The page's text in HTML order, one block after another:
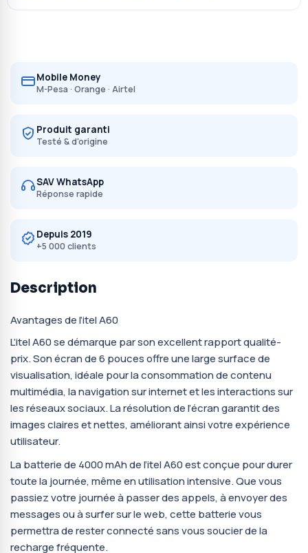
Mobile Money
M-Pesa · Orange · Airtel
Produit garanti
Testé & d'origine
SAV WhatsApp
Réponse rapide
Depuis 2019
+5 000 clients
Description
Avantages de l’itel A60
L’itel A60 se démarque par son excellent rapport qualité-
prix. Son écran de 6 pouces offre une large surface de
visualisation, idéale pour la consommation de contenu
multimédia, la navigation sur internet et les interactions sur
les réseaux sociaux. La résolution de l’écran garantit des
images claires et nettes, améliorant ainsi votre expérience
utilisateur.
La batterie de 4000 mAh de l’itel A60 est conçue pour durer
toute la journée, même en utilisation intensive. Que vous
passiez votre journée à passer des appels, à envoyer des
messages ou à surfer sur le web, cette batterie vous
permettra de rester connecté sans vous soucier de la
recharge fréquente.